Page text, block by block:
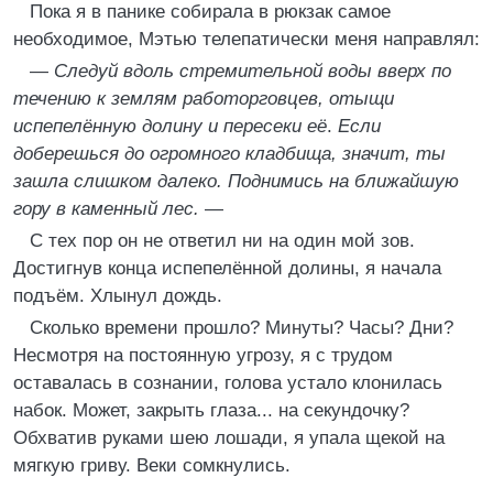
Пока я в панике собирала в рюкзак самое
необходимое, Мэтью телепатически меня направлял:
— Следуй вдоль стремительной воды вверх по
течению к землям работорговцев, отыщи
испепелённую долину и пересеки её. Если
доберешься до огромного кладбища, значит, ты
зашла слишком далеко. Поднимись на ближайшую
гору в каменный лес. —
С тех пор он не ответил ни на один мой зов.
Достигнув конца испепелённой долины, я начала
подъём. Хлынул дождь.
Сколько времени прошло? Минуты? Часы? Дни?
Несмотря на постоянную угрозу, я с трудом
оставалась в сознании, голова устало клонилась
набок. Может, закрыть глаза... на секундочку?
Обхватив руками шею лошади, я упала щекой на
мягкую гриву. Веки сомкнулись.